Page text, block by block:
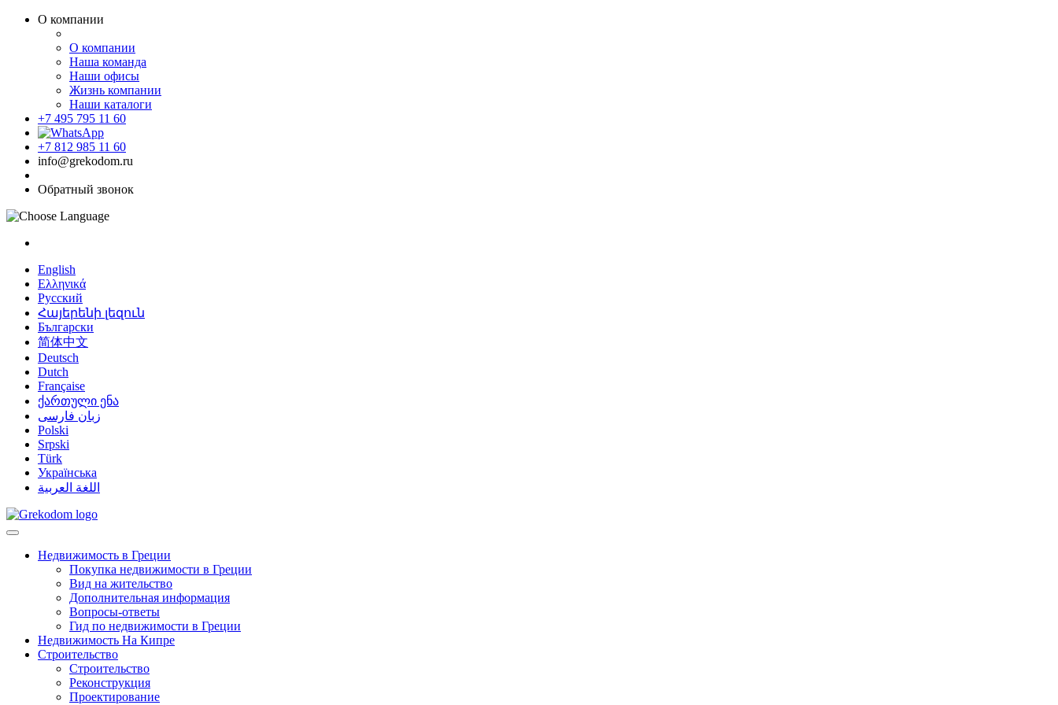
О компании
О компании
Наша команда
Наши офисы
Жизнь компании
Наши каталоги
+7 495 795 11 60
+7 812 985 11 60
info@grekodom.ru
Обратный звонок
English
Ελληνικά
Русский
Հայերենի լեզուն
Български
简体中文
Deutsch
Dutch
Française
ქართული ენა
زبان فارسی
Polski
Srpski
Türk
Українська
اللغة العربية
Недвижимость в Греции
Покупка недвижимости в Греции
Вид на жительство
Дополнительная информация
Вопросы-ответы
Гид по недвижимости в Греции
Недвижимость На Кипре
Строительство
Строительство
Реконструкция
Проектирование